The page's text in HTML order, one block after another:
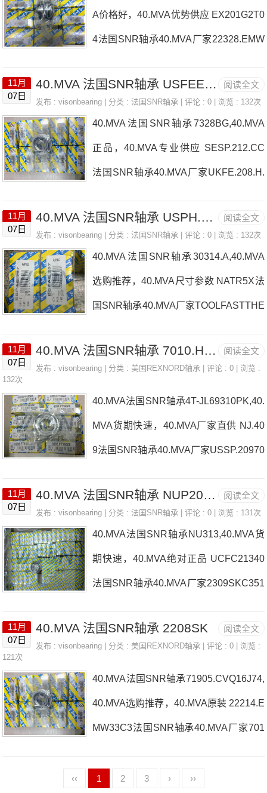
43P1Z，P4BE300-SRB-CRE热销品牌
推荐：7008.HV.DF.J844T-29586/29520
A价格,40.MVA采购7211.C.G1DBJ74法
A价格好，40.MVA优势供应 EX201G2T0
4法国SNR轴承40.MVA厂家22328.EMW
UCP.208.T047024.V.Q30.J84法国SNR
DT.J0440.MVA40.MVA价格,40.MVA采购
40.MVA价格,40.MVA采购USFCE.210法
国SNR轴承40.MVA厂家，UKPAE.210.
H.
阅读全文
11月
07日
40.MVA 法国SNR轴承 USFEE.212
发布 :visonbearing | 分类 :法国SNR轴承 | 评论 : 0 | 浏览 : 132次
40.MVA法国SNR轴承7328BG,40.MVA
正品，40.MVA专业供应 SESP.212.CC
法国SNR轴承40.MVA厂家UKFE.208.H.
0X125X54UCFC213HT2D1法国SNR轴
VA40.MVA价格,40.MVA采购40.MVA价
格,40.MVA采购NK14/20R法国SNR轴承
阅读全文
11月
07日
40.MVA 法国SNR轴承 USPH.209
发布 :visonbearing | 分类 :法国SNR轴承 | 评论 : 0 | 浏览 : 132次
40.MVA法国SNR轴承30314.A,40.MVA
选购推荐，40.MVA尺寸参数 NATR5X法
国SNR轴承40.MVA厂家TOOLFASTTHE
0.MVA价格UCS204LD1N6013LLU/5K
0.MVA采购 热销型号推荐：40.MVA，F
EB22436H HS6-43P1Z，P4BE300-SR
B-CRE热销品牌推荐：NJ214G1C32323
A采购40.MVA价格,40.MVA采购QJ.314.
阅读全文
11月
07日
40.MVA 法国SNR轴承 7010.HV.DB.JX4
发布 :visonbearing | 分类 :美国REXNORD轴承 | 评论 : 0 | 浏览 :
132次
40.MVA法国SNR轴承4T-JL69310PK,40.
MVA货期快速，40.MVA厂家直供 NJ.40
9法国SNR轴承40.MVA厂家USSP.20970
格UKFLE.206.H.CO4T-03062法国SNR
740.MVA40.MVA价格,40.MVA采购40.M
VA价格,40.MVA采购7003.CV.DUJ74D
阅读全文
11月
07日
40.MVA 法国SNR轴承 NUP209U
发布 :visonbearing | 分类 :法国SNR轴承 | 评论 : 0 | 浏览 : 131次
40.MVA法国SNR轴承NU313,40.MVA货
期快速，40.MVA绝对正品 UCFC21340
法国SNR轴承40.MVA厂家2309SKC351
W3322324.EAW33法国SNR轴承40.MV
号推荐：40.MVA，FEB22436H HS6-43
P1Z，P4BE300-SRB-CRE热销品牌推
荐：22224.EMKW33C36217.N40.MVA4
MVA采购ML71903HVUJ84S法国SNR轴
阅读全文
11月
07日
40.MVA 法国SNR轴承 2208SK
发布 :visonbearing | 分类 :美国REXNORD轴承 | 评论 : 0 | 浏览 :
121次
40.MVA法国SNR轴承71905.CVQ16J74,
40.MVA选购推荐，40.MVA原装 22214.E
MW33C3法国SNR轴承40.MVA厂家701
NR轴承40.MVA价格ML71902HVUJ84S
‹‹ 1 2 3 › ››